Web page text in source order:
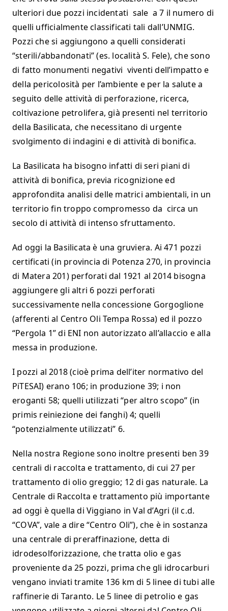
ulteriori due pozzi incidentati sale a 7 il numero di
quelli ufficialmente classificati tali dall’UNMIG.
Pozzi che si aggiungono a quelli considerati
“sterili/abbandonati” (es. località S. Fele), che sono
di fatto monumenti negativi viventi dell’impatto e
della pericolosità per l’ambiente e per la salute a
seguito delle attività di perforazione, ricerca,
coltivazione petrolifera, già presenti nel territorio
della Basilicata, che necessitano di urgente
svolgimento di indagini e di attività di bonifica.
La Basilicata ha bisogno infatti di seri piani di
attività di bonifica, previa ricognizione ed
approfondita analisi delle matrici ambientali, in un
territorio fin troppo compromesso da circa un
secolo di attività di intenso sfruttamento.
Ad oggi la Basilicata è una gruviera. Ai 471 pozzi
certificati (in provincia di Potenza 270, in provincia
di Matera 201) perforati dal 1921 al 2014 bisogna
aggiungere gli altri 6 pozzi perforati
successivamente nella concessione Gorgoglione
(afferenti al Centro Oli Tempa Rossa) ed il pozzo
“Pergola 1” di ENI non autorizzato all’allaccio e alla
messa in produzione.
I pozzi al 2018 (cioè prima dell’iter normativo del
PiTESAI) erano 106; in produzione 39; i non
eroganti 58; quelli utilizzati “per altro scopo” (in
primis reiniezione dei fanghi) 4; quelli
“potenzialmente utilizzati” 6.
Nella nostra Regione sono inoltre presenti ben 39
centrali di raccolta e trattamento, di cui 27 per
trattamento di olio greggio; 12 di gas naturale. La
Centrale di Raccolta e trattamento più importante
ad oggi è quella di Viggiano in Val d’Agri (il c.d.
“COVA”, vale a dire “Centro Oli”), che è in sostanza
una centrale di preraffinazione, detta di
idrodesolforizzazione, che tratta olio e gas
proveniente da 25 pozzi, prima che gli idrocarburi
vengano inviati tramite 136 km di 5 linee di tubi alle
raffinerie di Taranto. Le 5 linee di petrolio e gas